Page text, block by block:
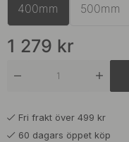
400mm 500mm
1 279 kr
Fri frakt över 499 kr
60 dagars öppet köp